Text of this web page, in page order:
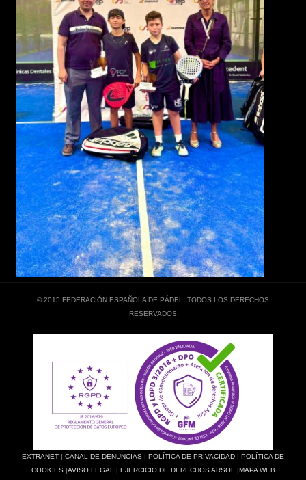
© 2015 FEDERACIÓN ESPAÑOLA DE PÁDEL. TODOS LOS DERECHOS
RESERVADOS
EXTRANET | CANAL DE DENUNCIAS | POLÍTICA DE PRIVACIDAD | POLÍTICA DE
COOKIES|AVISO LEGAL | EJERCICIO DE DERECHOS ARSOL |MAPA WEB